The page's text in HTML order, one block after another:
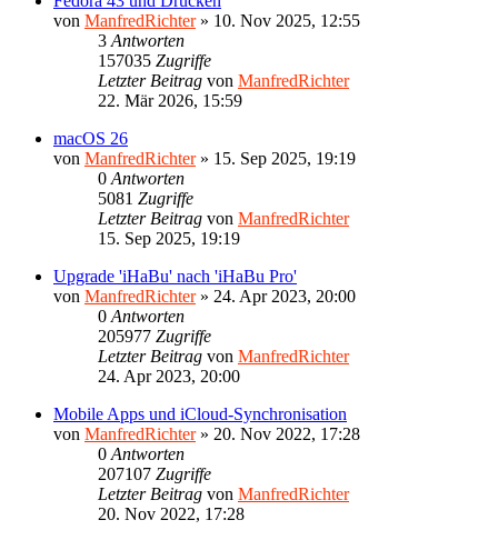
von ManfredRichter» 10. Nov 2025, 12:55
3 Antworten
157035 Zugriffe
Letzter Beitrag von ManfredRichter
22. Mär 2026, 15:59
macOS 26
von ManfredRichter» 15. Sep 2025, 19:19
0 Antworten
5081 Zugriffe
Letzter Beitrag von ManfredRichter
15. Sep 2025, 19:19
Upgrade 'iHaBu' nach 'iHaBu Pro'
von ManfredRichter» 24. Apr 2023, 20:00
0 Antworten
205977 Zugriffe
Letzter Beitrag von ManfredRichter
24. Apr 2023, 20:00
Mobile Apps und iCloud-Synchronisation
von ManfredRichter» 20. Nov 2022, 17:28
0 Antworten
207107 Zugriffe
Letzter Beitrag von ManfredRichter
20. Nov 2022, 17:28